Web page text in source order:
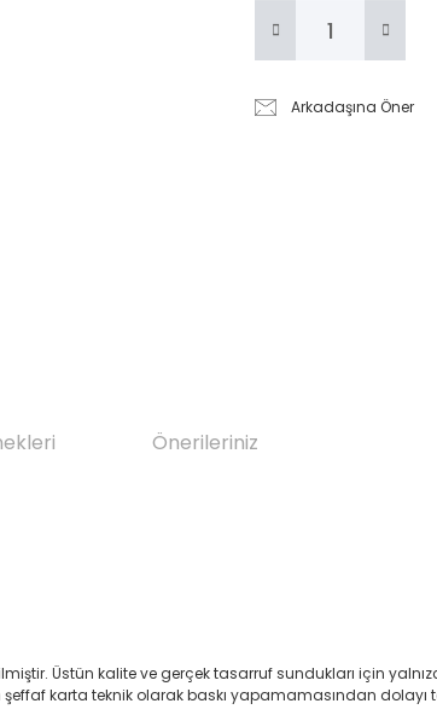
Arkadaşına Öner
Önerileriniz
Üstün kalite ve gerçek tasarruf sundukları için
karta teknik olarak baskı yapamamasından dolayı